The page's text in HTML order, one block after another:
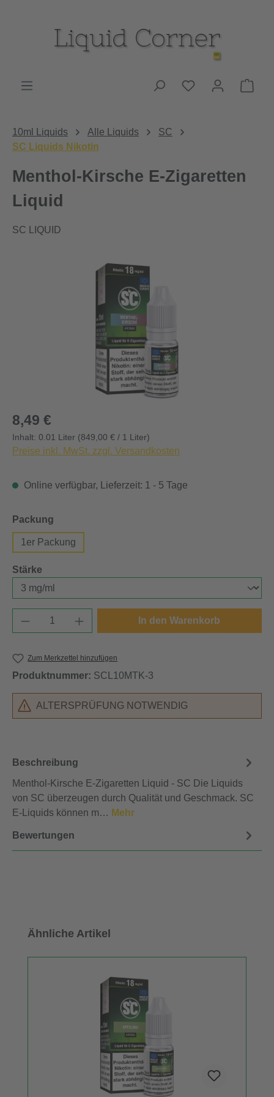
Du hast 0
10ml Liquids Alle Liquids
SC
SC Liquids Nikotin
Menthol-Kirsche E-Zigaretten
Liquid
SC LIQUID
Bildergalerie überspringen
Regulärer Preis:
8,49 €
Inhalt: 0.01 Liter (849,00 € / 1 Liter)
Preise inkl. MwSt. zzgl. Versandkosten
Online verfügbar, Lieferzeit: 1 - 5 Tage
Packung
1er Packung
Stärke
Produkt Anzahl: Gib den gewünschten
In den Warenkorb
Zum Merkzettel hinzufügen
Produktnummer: SCL10MTK-3
ALTERSPRÜFUNG NOTWENDIG
Beschreibung
Menthol-Kirsche E-Zigaretten Liquid - SC Die Liquids
von SC überzeugen durch Qualität und Geschmack. SC
E-Liquids können m… Mehr
Bewertungen
Produktgalerie überspringen
Ähnliche Artikel